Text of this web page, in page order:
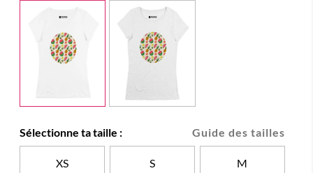
Guide des tailles
Sélectionne ta taille :
XS S M